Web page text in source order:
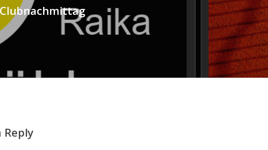
Clubnachmittag
Reply